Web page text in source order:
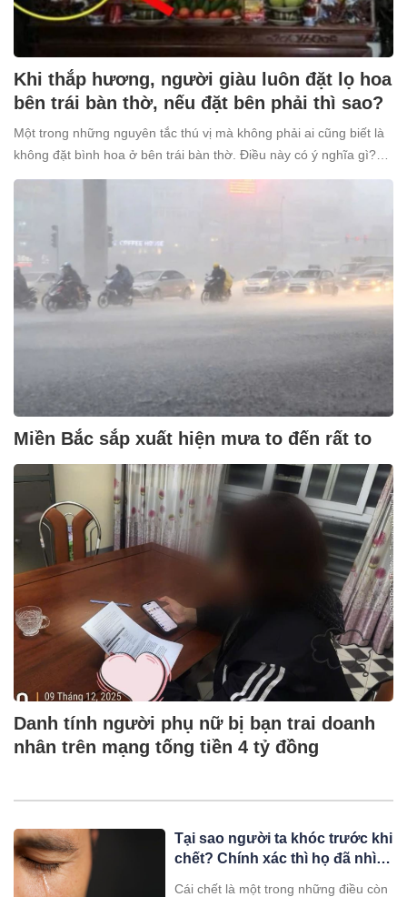
Khi thắp hương, người giàu luôn đặt lọ hoa
bên trái bàn thờ, nếu đặt bên phải thì sao?
Một trong những nguyên tắc thú vị mà không phải ai cũng biết là
không đặt bình hoa ở bên trái bàn thờ. Điều này có ý nghĩa gì?
Tại sao nhiều người giàu lại kiêng kỵ điều này?
Miền Bắc sắp xuất hiện mưa to đến rất to
Danh tính người phụ nữ bị bạn trai doanh
nhân trên mạng tống tiền 4 tỷ đồng
Tại sao người ta khóc trước khi
chết? Chính xác thì họ đã nhìn
Cái chết là một trong những điều còn